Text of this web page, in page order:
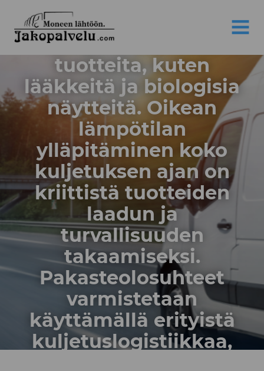
Jakopalvelu
MENU
kun kuljetetaan
lämpötilaherkkiä
tuotteita, kuten
lääkkeitä ja biologisia
näytteitä. Oikean
lämpötilan
ylläpitäminen koko
kuljetuksen ajan on
kriittistä tuotteiden
laadun ja
turvallisuuden
takaamiseksi.
Pakasteolosuhteet
varmistetaan
käyttämällä erityistä
kuljetuslogistiikkaa,